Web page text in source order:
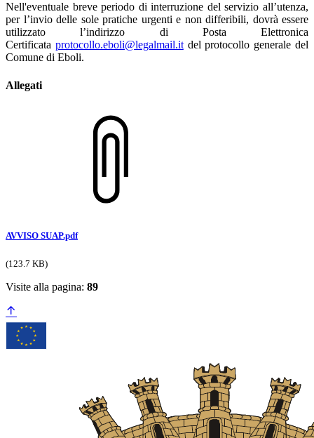
Nell'eventuale breve periodo di interruzione del servizio all’utenza,
per l’invio delle sole pratiche urgenti e non differibili, dovrà essere
utilizzato l’indirizzo di Posta Elettronica
Certificata protocollo.eboli@legalmail.itdel protocollo generale del
Comune di Eboli.
Allegati
AVVISO SUAP.pdf
(123.7 KB)
Visite alla pagina: 89